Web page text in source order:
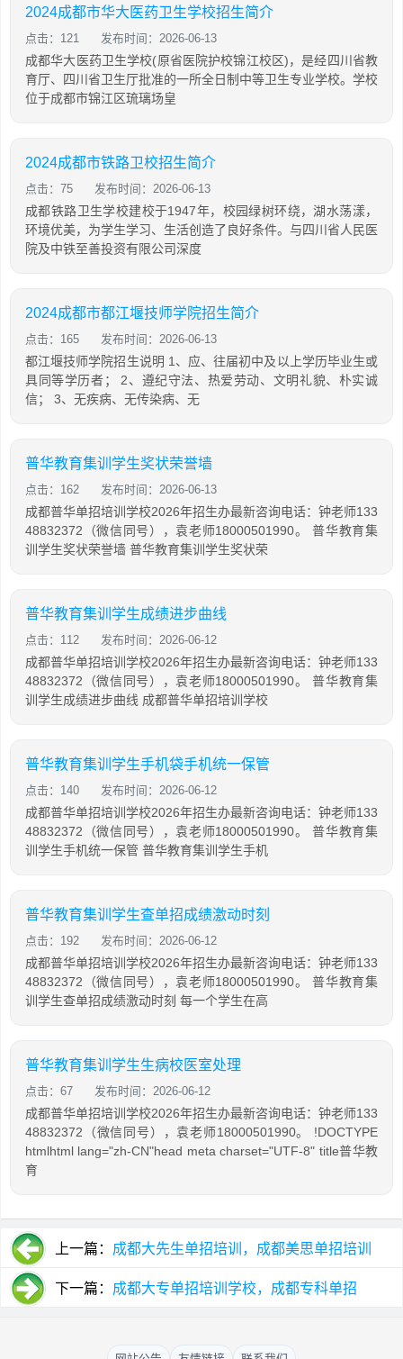
2024成都市华大医药卫生学校招生简介
点击：121 发布时间：2026-06-13
成都华大医药卫生学校(原省医院护校锦江校区)，是经四川省教
育厅、四川省卫生厅批准的一所全日制中等卫生专业学校。学校
位于成都市锦江区琉璃场皇
2024成都市铁路卫校招生简介
点击：75 发布时间：2026-06-13
成都铁路卫生学校建校于1947年，校园绿树环绕，湖水荡漾，
环境优美，为学生学习、生活创造了良好条件。与四川省人民医
院及中铁至善投资有限公司深度
2024成都市都江堰技师学院招生简介
点击：165 发布时间：2026-06-13
都江堰技师学院招生说明 1、应、往届初中及以上学历毕业生或
具同等学历者； 2、遵纪守法、热爱劳动、文明礼貌、朴实诚
信； 3、无疾病、无传染病、无
普华教育集训学生奖状荣誉墙
点击：162 发布时间：2026-06-13
成都普华单招培训学校2026年招生办最新咨询电话：钟老师133
48832372（微信同号），袁老师18000501990。 普华教育集
训学生奖状荣誉墙 普华教育集训学生奖状荣
普华教育集训学生成绩进步曲线
点击：112 发布时间：2026-06-12
成都普华单招培训学校2026年招生办最新咨询电话：钟老师133
48832372（微信同号），袁老师18000501990。 普华教育集
训学生成绩进步曲线 成都普华单招培训学校
普华教育集训学生手机袋手机统一保管
点击：140 发布时间：2026-06-12
成都普华单招培训学校2026年招生办最新咨询电话：钟老师133
48832372（微信同号），袁老师18000501990。 普华教育集
训学生手机统一保管 普华教育集训学生手机
普华教育集训学生查单招成绩激动时刻
点击：192 发布时间：2026-06-12
成都普华单招培训学校2026年招生办最新咨询电话：钟老师133
48832372（微信同号），袁老师18000501990。 普华教育集
训学生查单招成绩激动时刻 每一个学生在高
普华教育集训学生生病校医室处理
点击：67 发布时间：2026-06-12
成都普华单招培训学校2026年招生办最新咨询电话：钟老师133
48832372（微信同号），袁老师18000501990。 !DOCTYPE
htmlhtml lang="zh-CN"head meta charset="UTF-8" title普华教
育
上一篇： 成都大先生单招培训，成都美思单招培训
下一篇： 成都大专单招培训学校，成都专科单招